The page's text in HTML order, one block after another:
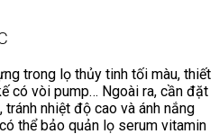
trong lọ thủy tinh tối màu, thiết
có vòi pump… Ngoài ra, cần đặt
nhiệt độ cao và ánh nắng
thể bảo quản lọ serum vitamin